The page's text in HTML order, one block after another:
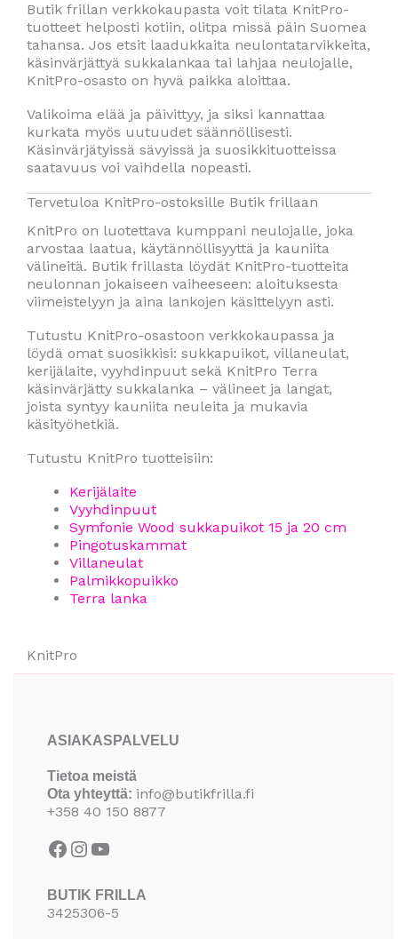
Butik frillan verkkokaupasta voit tilata KnitPro-
tuotteet helposti kotiin, olitpa missä päin Suomea
tahansa. Jos etsit laadukkaita neulontatarvikkeita,
käsinvärjättyä sukkalankaa tai lahjaa neulojalle,
KnitPro-osasto on hyvä paikka aloittaa.
Valikoima elää ja päivittyy, ja siksi kannattaa
kurkata myös uutuudet säännöllisesti.
Käsinvärjätyissä sävyissä ja suosikkituotteissa
saatavuus voi vaihdella nopeasti.
Tervetuloa KnitPro-ostoksille Butik frillaan
KnitPro on luotettava kumppani neulojalle, joka
arvostaa laatua, käytännöllisyyttä ja kauniita
välineitä. Butik frillasta löydät KnitPro-tuotteita
neulonnan jokaiseen vaiheeseen: aloituksesta
viimeistelyyn ja aina lankojen käsittelyyn asti.
Tutustu KnitPro-osastoon verkkokaupassa ja
löydä omat suosikkisi: sukkapuikot, villaneulat,
kerijälaite, vyyhdinpuut sekä KnitPro Terra
käsinvärjätty sukkalanka – välineet ja langat,
joista syntyy kauniita neuleita ja mukavia
käsityöhetkiä.
Tutustu KnitPro tuotteisiin:
Kerijälaite
Vyyhdinpuut
Symfonie Wood sukkapuikot 15 ja 20 cm
Pingotuskammat
Villaneulat
Palmikkopuikko
Terra lanka
KnitPro
ASIAKASPALVELU
Tietoa meistä
Ota yhteyttä: info@butikfrilla.fi
+358 40 150 8877
BUTIK FRILLA
3425306-5